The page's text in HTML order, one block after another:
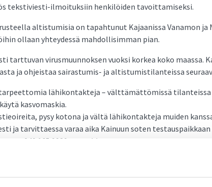
teks­ti­vies­ti-il­moi­tuk­siin hen­ki­löi­den ta­voit­ta­mi­sek­si.
al­tis­tu­mi­sia on ta­pah­tu­nut Ka­jaa­nis­sa Va­na­mon ja
ol­laan yh­tey­des­sä mah­dol­li­sim­man pian.
tart­tu­van vi­rus­muun­nok­sen vuok­si kor­kea ko­ko maas­sa.
ja oh­jeis­taa sai­ras­tu­mis- ja al­tis­tu­mis­ti­lan­teis­sa
tar­peet­to­mia lä­hi­kon­tak­te­ja – vält­tä­mät­tö­mis­sä
kas­vo­mas­kia.
py­sy ko­to­na ja väl­tä lä­hi­kon­tak­te­ja mui­den
ja tar­vit­taes­sa va­raa ai­ka Kai­nuun so­ten
040 165 0020 on ruuh­kaa.
voi­mak­kai­ta ja esi­mer­kik­si on hen­gi­tys­vai­keuk­sia, tu­lee
saa­neet voi­vat no­peut­taa tar­tun­nan­jäl­ji­tys­tä